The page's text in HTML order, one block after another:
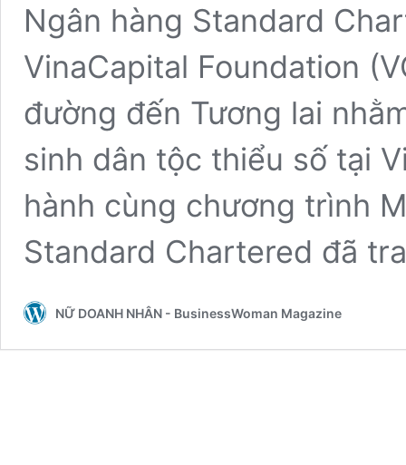
Ngân hàng Standard
VinaCapital Foundation
đường đến Tương lai
sinh dân tộc thiểu số tại
hành cùng chương trình
Standard Chartered đã
NỮ DOANH NHÂN - BusinessWoman Magazine